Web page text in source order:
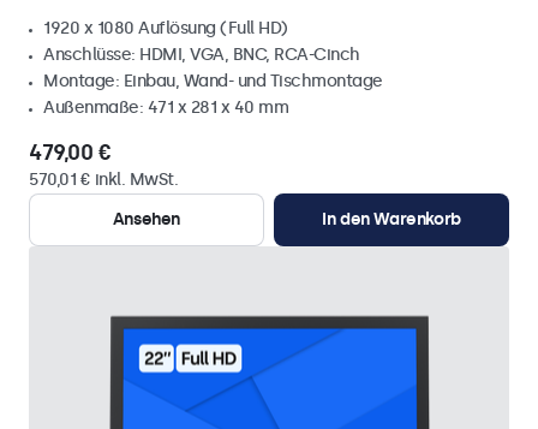
1920 x 1080 Auflösung (Full HD)
Anschlüsse: HDMI, VGA, BNC, RCA-Cinch
Montage: Einbau, Wand- und Tischmontage
Außenmaße: 471 x 281 x 40 mm
479,00 €
570,01 € inkl. MwSt.
Ansehen
In den Warenkorb